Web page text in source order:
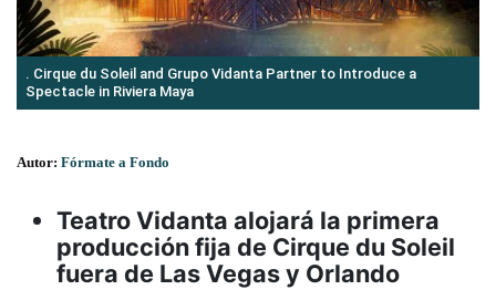
. Cirque du Soleil and Grupo Vidanta Partner to Introduce a
Spectacle in Riviera Maya
Autor: Fórmate a Fondo
Teatro Vidanta alojará la primera
producción fija de Cirque du Soleil
fuera de Las Vegas y Orlando